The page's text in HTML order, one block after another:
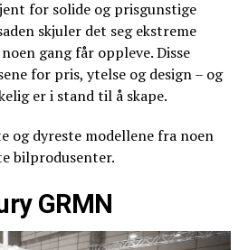
for solide og prisgunstige
skjuler det seg ekstreme
gang får oppleve. Disse
for pris, ytelse og design – og
er i stand til å skape.
og dyreste modellene fra noen
bilprodusenter.
GRMN